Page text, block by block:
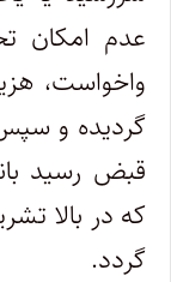
عدم امکان
واخواست،
گردیده و سپس
قبض رسید
که در بالا
گردد.